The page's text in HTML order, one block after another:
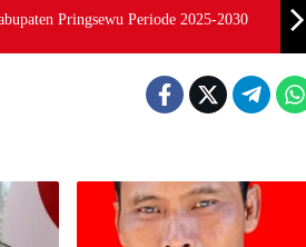
Pringsewu Periode 2025-2030